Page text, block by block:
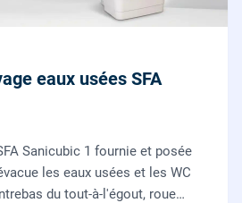
eaux usées SFA
Sanicubic 1 fournie et posée
les eaux usées et les WC
du tout-à-l'égout, roue